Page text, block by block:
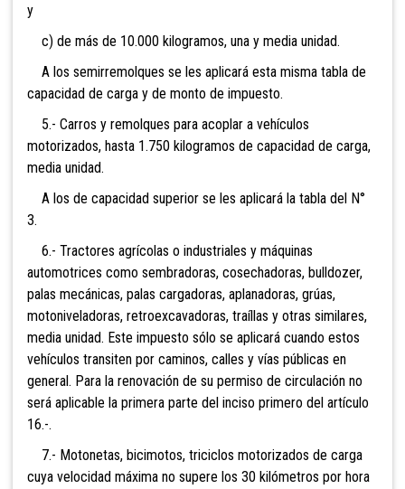
y
c) de más de 10.000 kilogramos, una y media unidad.
A los semirremolques se les aplicará esta misma tabla de
capacidad de carga y de monto de impuesto.
5.- Carros y remolques para acoplar a vehículos
motorizados, hasta 1.750 kilogramos de capacidad de carga,
media unidad.
A los de capacidad superior se les aplicará la tabla del N°
3.
6.- Tractores agrícolas o industriales y máquinas
automotrices como sembradoras, cosechadoras, bulldozer,
palas mecánicas, palas cargadoras, aplanadoras, grúas,
motoniveladoras, retroexcavadoras, traíllas y otras similares,
media unidad. Este impuesto sólo se aplicará cuando estos
vehículos transiten por caminos, calles y vías públicas en
general. Para la renovación de su permiso de circulación no
será aplicable la primera parte del inciso primero del artículo
16.-.
7.- Motonetas, bicimotos, triciclos motorizados de carga
cuya velocidad máxima no supere los 30 kilómetros por hora